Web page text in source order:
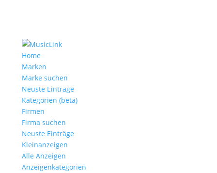
Home
Marken
Marke suchen
Neuste Einträge
Kategorien (beta)
Firmen
Firma suchen
Neuste Einträge
Kleinanzeigen
Alle Anzeigen
Anzeigen­kategorien